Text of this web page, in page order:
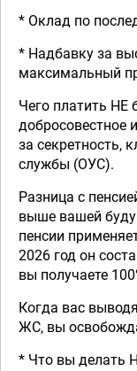
* Оклад по
* Надбавку за
максимальный
Чего платить НЕ
добросовестное
за секретность,
службы (ОУС).
Разница с
выше вашей
пенсии
2026 год он
вы получаете
Когда вас
ЖС, вы
* Что вы делать